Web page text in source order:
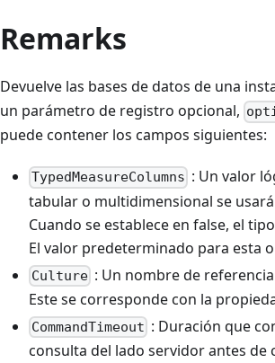
Remarks
Devuelve las bases de datos de una
un parámetro de registro opcional,
puede contener los campos siguientes:
TypedMeasureColumns : Un valor
tabular o multidimensional se
Cuando se establece en false, el
El valor predeterminado para esta
Culture : Un nombre de
Este se corresponde con la
CommandTimeout : Duración que
consulta del lado servidor antes de